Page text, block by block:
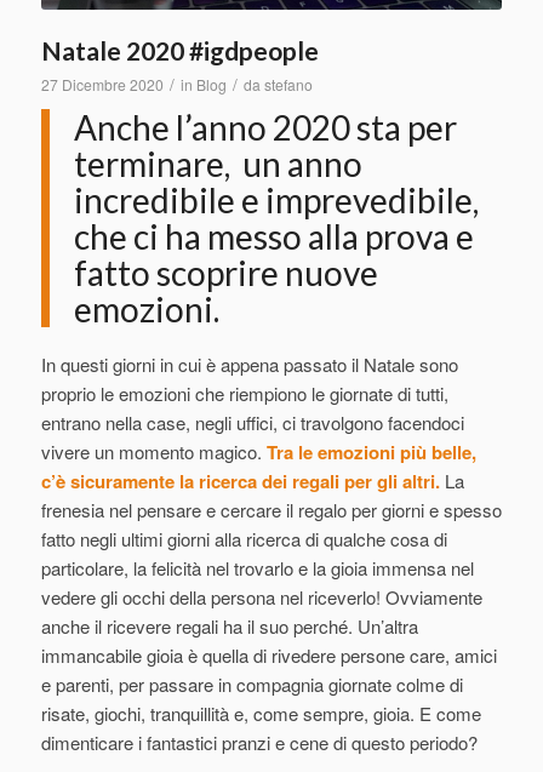
Natale 2020 #igdpeople
27 Dicembre 2020 / in Blog / dastefano
Anche l’anno 2020 sta per
terminare, un anno
incredibile e imprevedibile,
che ci ha messo alla prova e
fatto scoprire nuove
emozioni.
In questi giorni in cui è appena passato il Natale sono
proprio le emozioni che riempiono le giornate di tutti,
entrano nella case, negli uffici, ci travolgono facendoci
vivere un momento magico. Tra le emozioni più belle,
c’è sicuramente la ricerca dei regali per gli altri. La
frenesia nel pensare e cercare il regalo per giorni e spesso
fatto negli ultimi giorni alla ricerca di qualche cosa di
particolare, la felicità nel trovarlo e la gioia immensa nel
vedere gli occhi della persona nel riceverlo! Ovviamente
anche il ricevere regali ha il suo perché. Un’altra
immancabile gioia è quella di rivedere persone care, amici
e parenti, per passare in compagnia giornate colme di
risate, giochi, tranquillità e, come sempre, gioia. E come
dimenticare i fantastici pranzi e cene di questo periodo?